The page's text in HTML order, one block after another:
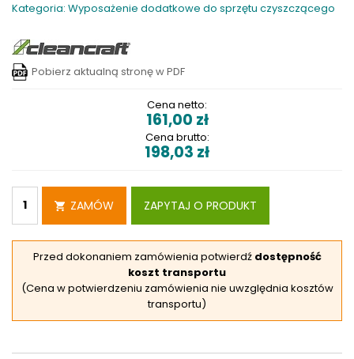
Kategoria: Wyposażenie dodatkowe do sprzętu czyszczącego
Pobierz aktualną stronę w PDF
Cena netto:
161,00 zł
Cena brutto:
198,03 zł
ZAMÓW ZAPYTAJ O PRODUKT
Przed dokonaniem zamówienia potwierdź dostępność
koszt transportu
(Cena w potwierdzeniu zamówienia nie uwzględnia kosztów
transportu)